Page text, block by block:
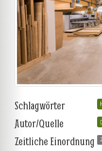
Schlagwörter
Autor/Quelle
Zeitliche Einordnung